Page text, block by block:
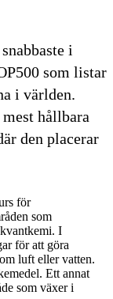
i
som listar
i världen.
hållbara
den placerar
för
som
I
för att göra
luft eller vatten.
Ett annat
som växer i